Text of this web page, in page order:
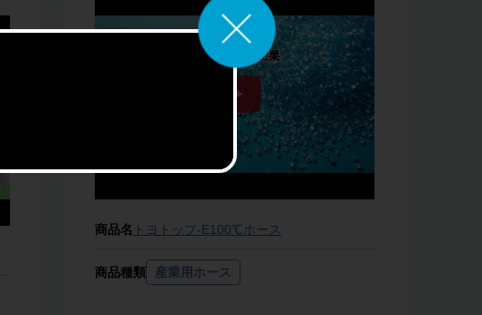
商品名 トヨトップ-E100℃ホース
商品種類 産業用ホース